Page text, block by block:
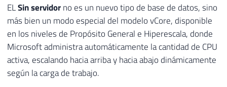
ELSin servidorno es un nuevo tipo de base de datos, sino
más bien un modo especial del modelo vCore, disponible
en los niveles de Propósito General e Hiperescala, donde
Microsoft administra automáticamente la cantidad de CPU
activa, escalando hacia arriba y hacia abajo dinámicamente
según la carga de trabajo.